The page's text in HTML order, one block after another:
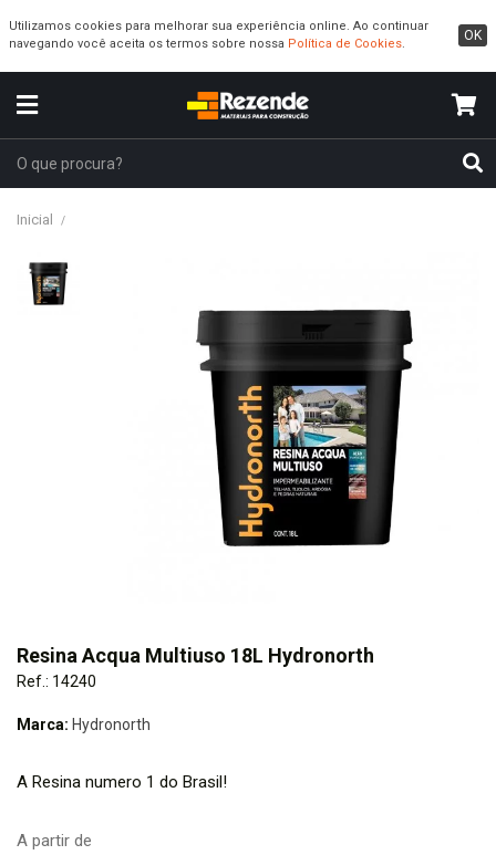
OK
Utilizamos cookies para melhorar sua experiência online. Ao continuar
navegando você aceita os termos sobre nossa Política de Cookies.
Inicial
Resina Acqua Multiuso 18L Hydronorth
Ref.: 14240
Marca: Hydronorth
A Resina numero 1 do Brasil!
A partir de